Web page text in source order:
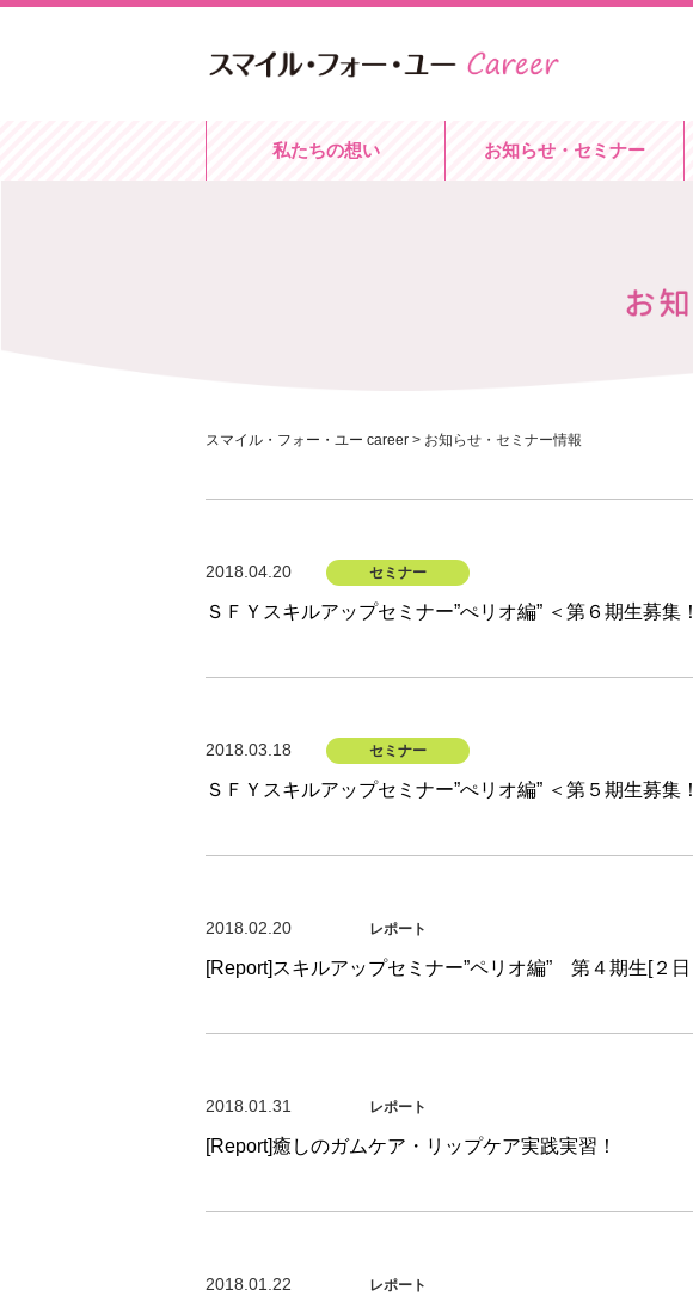
私たちの想い お知らせ・セミナー
スマイル・フォー・ユー career > お知らせ・セミナー情報
2018.04.20 セミナー
ＳＦＹスキルアップセミナー”ぺリオ編” ＜第６期生募集
2018.03.18 セミナー
ＳＦＹスキルアップセミナー”ぺリオ編” ＜第５期生募集
2018.02.20 レポート
[Report]スキルアップセミナー”ペリオ編” 第４期生[２日
2018.01.31 レポート
[Report]癒しのガムケア・リップケア実践実習！
2018.01.22 レポート